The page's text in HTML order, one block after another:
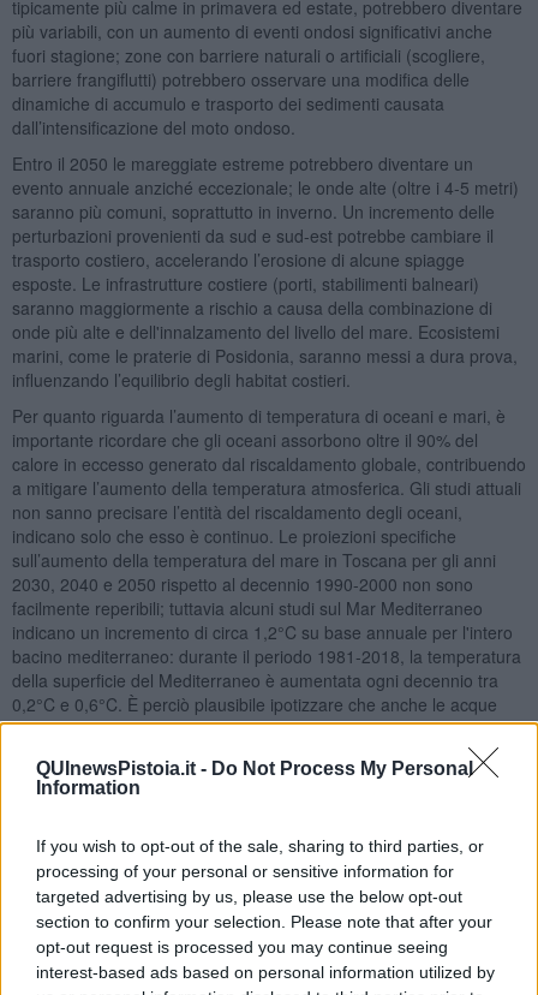
QUInewsPistoia.it - Do Not Process My Personal
Information
If you wish to opt-out of the sale, sharing to third parties, or
processing of your personal or sensitive information for
targeted advertising by us, please use the below opt-out
section to confirm your selection. Please note that after your
opt-out request is processed you may continue seeing
interest-based ads based on personal information utilized by
tipicamente più calme in primavera ed estate, potrebbero diventare
più variabili, con un aumento di eventi ondosi significativi anche
fuori stagione; zone con barriere naturali o artificiali (scogliere,
barriere frangiflutti) potrebbero osservare una modifica delle
dinamiche di accumulo e trasporto dei sedimenti causata
dall’intensificazione del moto ondoso.
Entro il 2050 le mareggiate estreme potrebbero diventare un
evento annuale anziché eccezionale; le onde alte (oltre i 4-5 metri)
saranno più comuni, soprattutto in inverno. Un incremento delle
perturbazioni provenienti da sud e sud-est potrebbe cambiare il
trasporto costiero, accelerando l’erosione di alcune spiagge
esposte. Le infrastrutture costiere (porti, stabilimenti balneari)
saranno maggiormente a rischio a causa della combinazione di
onde più alte e dell'innalzamento del livello del mare. Ecosistemi
marini, come le praterie di Posidonia, saranno messi a dura prova,
influenzando l’equilibrio degli habitat costieri.
Per quanto riguarda l’aumento di temperatura di oceani e mari, è
importante ricordare che gli oceani assorbono oltre il 90% del
calore in eccesso generato dal riscaldamento globale, contribuendo
a mitigare l’aumento della temperatura atmosferica. Gli studi attuali
non sanno precisare l’entità del riscaldamento degli oceani,
indicano solo che esso è continuo. Le proiezioni specifiche
sull’aumento della temperatura del mare in Toscana per gli anni
2030, 2040 e 2050 rispetto al decennio 1990-2000 non sono
facilmente reperibili; tuttavia alcuni studi sul Mar Mediterraneo
indicano un incremento di circa 1,2°C su base annuale per l'intero
bacino mediterraneo: durante il periodo 1981-2018, la temperatura
della superficie del Mediterraneo è aumentata ogni decennio tra
0,2°C e 0,6°C. È perciò plausibile ipotizzare che anche le acque
marine toscane possano subire un riscaldamento simile, con un
incremento compreso tra 0,6°C e 1,8°C entro il 2050 rispetto ai
livelli del 1990-2000.
Se vuoi leggere le notizie principali della Toscana iscriviti alla